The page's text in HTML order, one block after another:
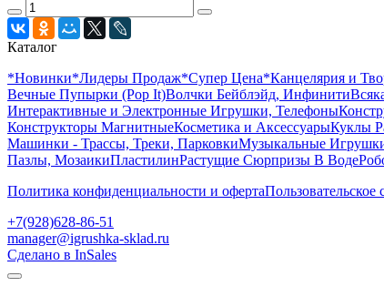
Каталог
*Новинки*Лидеры Продаж*Супер Цена*Канцелярия и
Вечные Пупырки (Pop It)Волчки Бейблэйд, Инфинити
Интерактивные и Электронные Игрушки, Телефоны
Конструкторы МагнитныеКосметика и АксессуарыКуклы
Машинки - Трассы, Треки, ПарковкиМузыкальные
Пазлы, МозаикиПластилинРастущие Сюрпризы В Воде
Политика конфиденциальности и офертаПользовательское
+7(928)628-86-51
manager@igrushka-sklad.ru
Сделано в InSales